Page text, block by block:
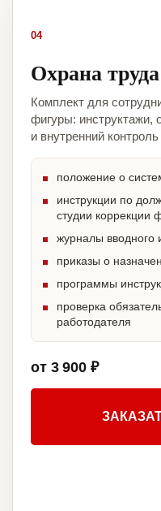
04
Охрана труда
Комплект для
фигуры: инструктажи,
и внутренний
положение о
инструкции по
студии коррекции
журналы вводного
приказы о
программы
проверка
работодателя
от 3 900 ₽